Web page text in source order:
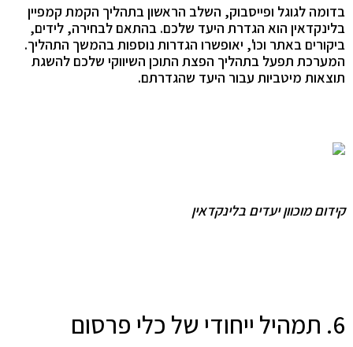
בדומה לגוגל ופייסבוק, השלב הראשון בתהליך הקמת קמפיין
בלינקדאין הוא הגדרת היעד שלכם. בהתאם לבחירה, לידים,
ביקורים באתר וכו', יאופשרו הגדרות נוספות בהמשך התהליך.
המערכת תפעל בתהליך הפצת התוכן השיווקי שלכם להשגת
תוצאות מיטביות עבור היעד שהגדרתם.
קידום מוכוון יעדים בלינקדאין
6. תמהיל ייחודי של כלי פרסום